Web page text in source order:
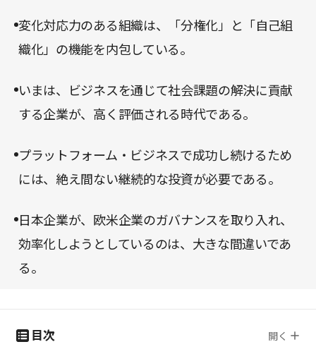
変化対応力のある組織は、「分権化」と「自己組
織化」の機能を内包している。
いまは、ビジネスを通じて社会課題の解決に貢献
する企業が、高く評価される時代である。
プラットフォーム・ビジネスで成功し続けるため
には、絶え間ない継続的な投資が必要である。
日本企業が、欧米企業のガバナンスを取り入れ、
効率化しようとしているのは、大きな間違いであ
る。
目次 開く